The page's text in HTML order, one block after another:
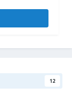
12